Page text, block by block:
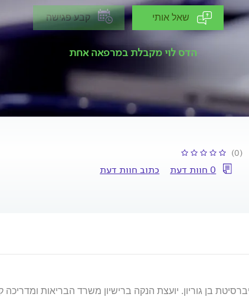
שאל אותי קבע פגישה
הדס לוי מקבלת במרפאה אחת
(0)
0 חוות דעת כתוב חוות דעת